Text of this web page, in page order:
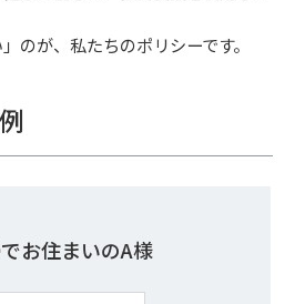
のが、私たちのポリシーです。
お住まいのA様